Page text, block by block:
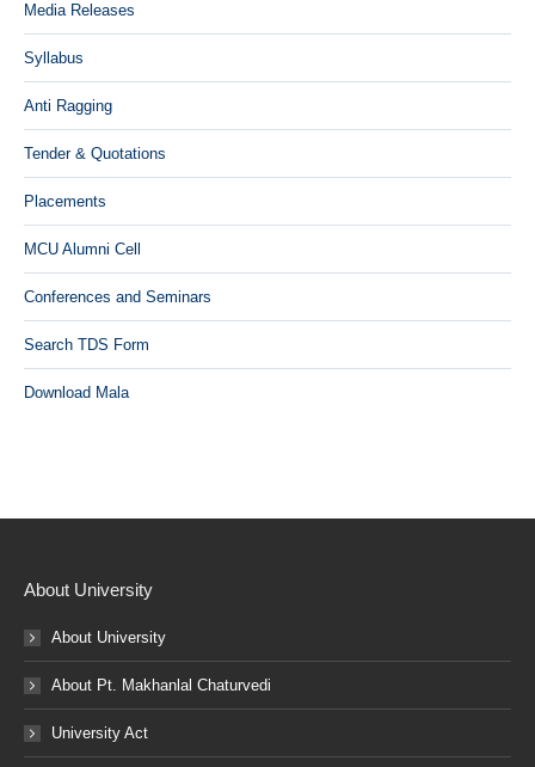
Media Releases
Syllabus
Anti Ragging
Tender & Quotations
Placements
MCU Alumni Cell
Conferences and Seminars
Search TDS Form
Download Mala
About University
About University
About Pt. Makhanlal Chaturvedi
University Act